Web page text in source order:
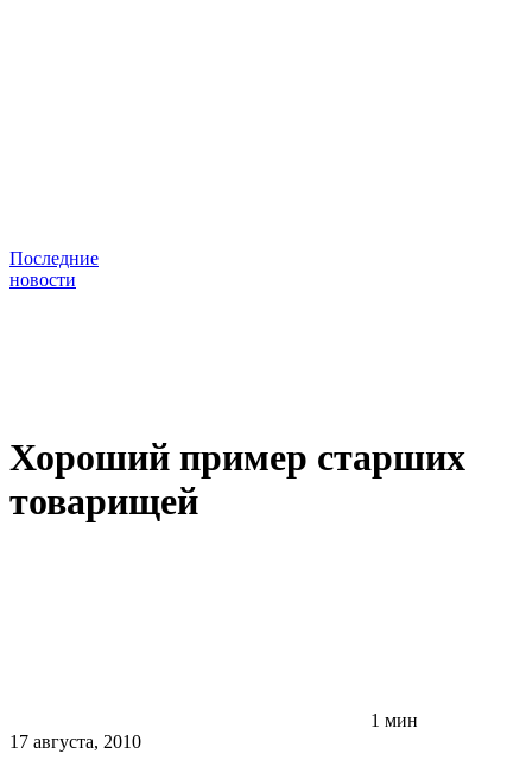
Последние
новости
Хороший пример старших
товарищей
1 мин
17 августа, 2010